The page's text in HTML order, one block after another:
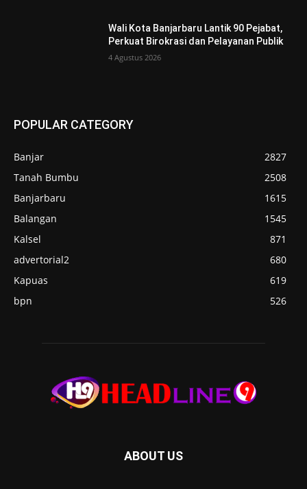
Wali Kota Banjarbaru Lantik 90 Pejabat,
Perkuat Birokrasi dan Pelayanan Publik
4 Agustus 2026
POPULAR CATEGORY
Banjar
2827
Tanah Bumbu
2508
Banjarbaru
1615
Balangan
1545
Kalsel
871
advertorial2
680
Kapuas
619
bpn
526
ABOUT US